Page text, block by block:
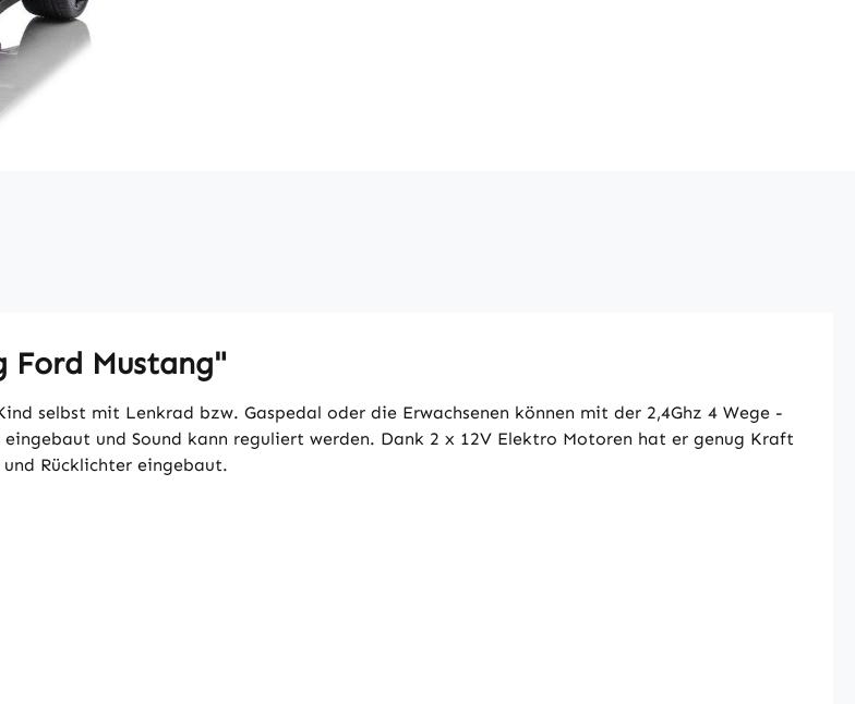
Ford Mustang"
selbst mit Lenkrad bzw. Gaspedal oder die Erwachsenen können mit der 2,4Ghz 4 Wege -
und Sound kann reguliert werden. Dank 2 x 12V Elektro Motoren hat er genug Kraft
Rücklichter eingebaut.